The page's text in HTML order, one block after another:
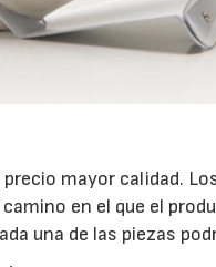
precio mayor calidad.
en el que el
una de las piezas